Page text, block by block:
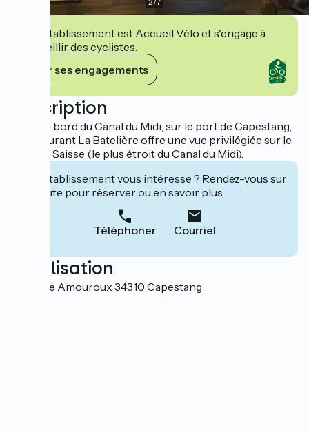
Cet établissement est Accueil Vélo et s'engage à
accueillir des cyclistes.
Voir ses engagements
Description
Situé au bord du Canal du Midi, sur le port de Capestang,
le restaurant La Batelière offre une vue privilégiée sur le
pont de Saisse (le plus étroit du Canal du Midi).
Cet établissement vous intéresse ? Rendez-vous sur
leur site pour réserver ou en savoir plus.
Téléphoner Courriel
Localisation
Quai Elie Amouroux 34310 Capestang